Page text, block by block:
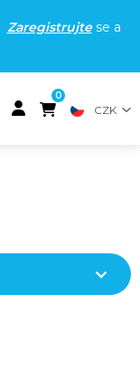
Zaregistrujtese a
0
CZK